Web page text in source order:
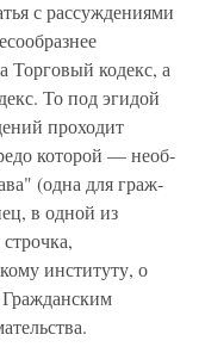
с рассуждениями
Торговый кодекс, а
То под эгидой
проходит
которой — необ­
(одна для граж­
в одной из
институту, о
Гражданским